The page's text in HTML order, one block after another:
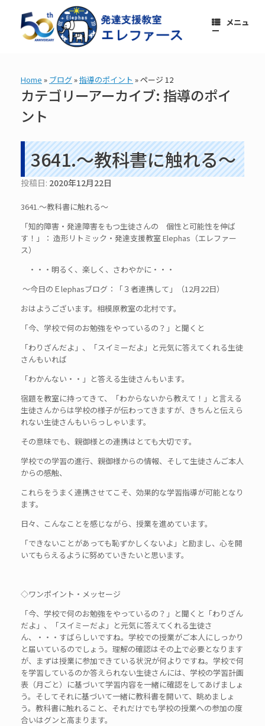
メニュ
ー
Home » ブログ»指導のポイント »ページ 12
カテゴリーアーカイブ: 指導のポイ
ント
3641.～教科書に触れる～
投稿日: 2020年12月22日
3641.～教科書に触れる～
「知的障害・発達障害をもつ生徒さんの 個性と可能性を伸ば
す！」： 造形リトミック・発達支援教室 Elephas（エレファー
ス）
・・・明るく、楽しく、さわやかに・・・
～今日のＥlephasブログ：「３者連携して」（12月22日）
おはようございます。相模原教室の北村です。
「今、学校で何のお勉強をやっているの？」と聞くと
「わりざんだよ」、「スイミーだよ」と元気に答えてくれる生徒
さんもいれば
「わかんない・・」と答える生徒さんもいます。
宿題を教室に持ってきて、「わからないから教えて！」と言える
生徒さんからは学校の様子が伝わってきますが、きちんと伝えら
れない生徒さんもいらっしゃいます。
その意味でも、親御様との連携はとても大切です。
学校での学習の進行、親御様からの情報、そして生徒さんご本人
からの感触、
これらをうまく連携させてこそ、効果的な学習指導が可能となり
ます。
日々、こんなことを感じながら、授業を進めています。
「できないことがあっても恥ずかしくないよ」と励まし、心を開
いてもらえるように努めていきたいと思います。
◇ワンポイント・メッセージ
「今、学校で何のお勉強をやっているの？」と聞くと「わりざん
だよ」、「スイミーだよ」と元気に答えてくれる生徒さ
ん、・・・すばらしいですね。学校での授業がご本人にしっかり
と届いているのでしょう。理解の確認はその上で必要となります
が、まずは授業に参加できている状況が何よりですね。学校で何
を学習しているのか答えられない生徒さんには、学校の学習計画
表（月ごと）に基づいて学習内容を一緒に確認をしてあげましょ
う。そしてそれに基づいて一緒に教科書を開いて、眺めましょ
う。教科書に触れること、それだけでも学校の授業への参加の度
合いはグンと高まります。